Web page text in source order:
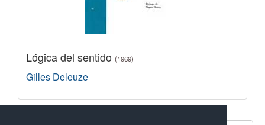
Lógica del sentido (1969)
Gilles Deleuze